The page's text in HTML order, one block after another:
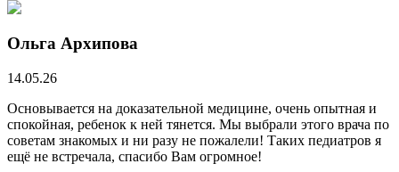
Ольга Архипова
14.05.26
Основывается на доказательной медицине, очень опытная и
спокойная, ребенок к ней тянется. Мы выбрали этого врача по
советам знакомых и ни разу не пожалели! Таких педиатров я
ещё не встречала, спасибо Вам огромное!